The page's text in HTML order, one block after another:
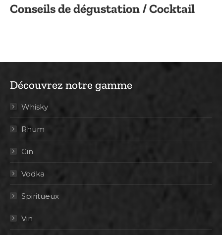
Conseils de dégustation / Cocktail
Découvrez notre gamme
Whisky
Rhum
Gin
Vodka
Spiritueux
Vin